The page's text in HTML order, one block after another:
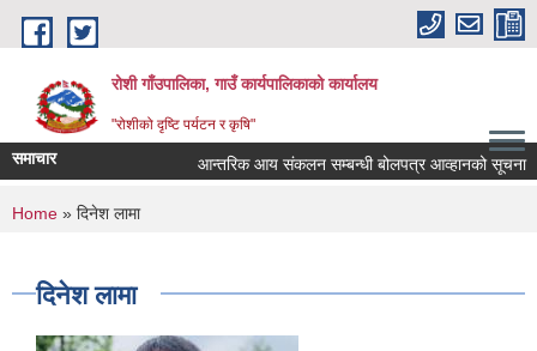
Skip to main content
रोशी गाँउपालिका, गाउँ कार्यपालिकाको कार्यालय
"रोशीको दृष्टि पर्यटन र कृषि"
समाचार आन्तरिक आय संकलन सम्बन्धी बोलपत्र आव्हानको सूचना
You are here
Home » दिनेश लामा
दिनेश लामा